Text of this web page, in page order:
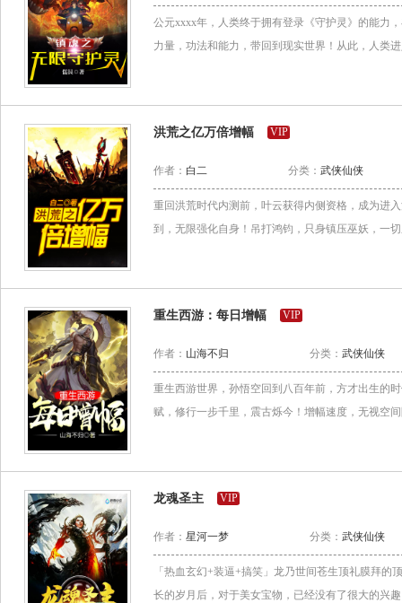
公元xxxx年，人类终于拥有登录《守护灵》的能力
力量，功法和能力，带回到现实世界！从此，人类
洪荒之亿万倍增幅 VIP
作者： 白二 分类： 武侠仙侠
重回洪荒时代内测前，叶云获得内侧资格，成为进
到，无限强化自身！吊打鸿钧，只身镇压巫妖，一
重生西游：每日增幅 VIP
作者： 山海不归 分类： 武侠仙侠
重生西游世界，孙悟空回到八百年前，方才出生的
赋，修行一步千里，震古烁今！增幅速度，无视空
龙魂圣主 VIP
作者： 星河一梦 分类： 武侠仙侠
「热血玄幻+装逼+搞笑」龙乃世间苍生顶礼膜拜
长的岁月后，对于美女宝物，已经没有了很大的兴